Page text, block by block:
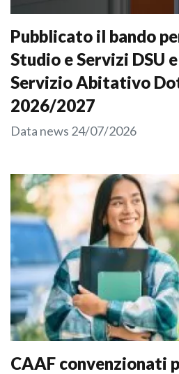
Pubblicato il bando
Studio e Servizi DSU
Servizio Abitativo
2026/2027
Data news 24/07/2026
CAAF convenzionati